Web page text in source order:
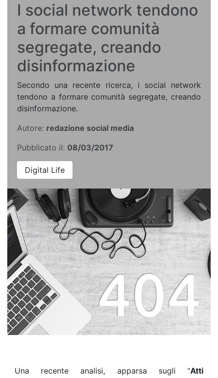
I social network tendono
a formare comunità
segregate, creando
disinformazione
Secondo una recente ricerca, i social network
tendono a formare comunità segregate, creando
disinformazione.
Autore: redazione social media
Pubblicato il: 08/03/2017
Digital Life
Una recente analisi, apparsa sugli “Atti